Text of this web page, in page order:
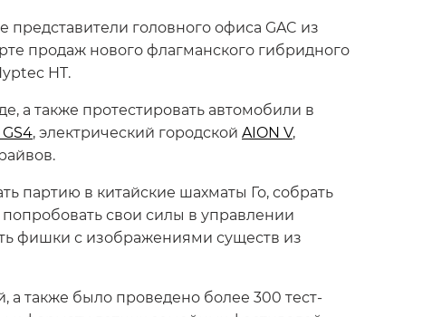
представители головного офиса GAC из
продаж нового флагманского гибридного
HT.
а также протестировать автомобили в
, электрический городской AION V,
партию в китайские шахматы Го, собрать
свои силы в управлении
фишки с изображениями существ из
а также было проведено более 300 тест-